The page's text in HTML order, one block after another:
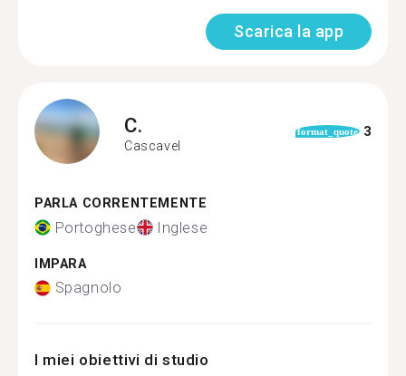
Scarica la app
C.
Cascavel
format_quote 3
PARLA CORRENTEMENTE
Portoghese Inglese
IMPARA
Spagnolo
I miei obiettivi di studio